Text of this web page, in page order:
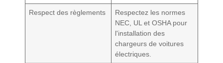
Respect des règlements
Respectez les normes
NEC, UL et OSHA pour
l'installation des
chargeurs de voitures
électriques.